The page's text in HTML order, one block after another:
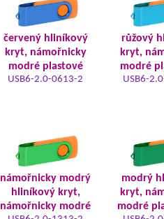
červený hliníkový
kryt, námořnicky
modré plastové
USB6-2.0-0613-2
růžový
kryt,
modré
USB6-
námořnicky modrý
hliníkový kryt,
námořnicky modré
modrý
kryt,
modré